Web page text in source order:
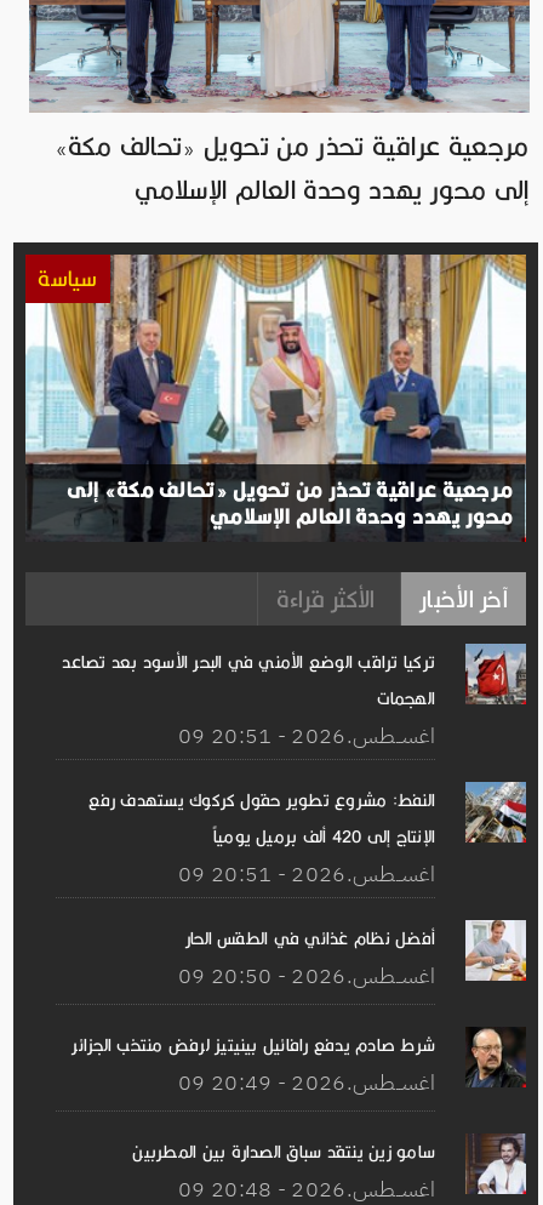
مرجعية عراقية تحذر من تحويل «تحالف مكة»
إلى محور يهدد وحدة العالم الإسلامي
سياسة
مرجعية عراقية تحذر من تحويل «تحالف مكة» إلى
محور يهدد وحدة العالم الإسلامي
آخر الأخبار الأكثر قراءة
تركيا تراقب الوضع الأمني ​​في البحر الأسود بعد تصاعد
الهجمات
09 اغســطس.2026 - 20:51
النفط: مشروع تطوير حقول كركوك يستهدف رفع
الإنتاج إلى 420 ألف برميل يومياً
09 اغســطس.2026 - 20:51
أفضل نظام غذائي في الطقس الحار
09 اغســطس.2026 - 20:50
شرط صادم يدفع رافائيل بينيتيز لرفض منتخب الجزائر
09 اغســطس.2026 - 20:49
سامو زين ينتقد سباق الصدارة بين المطربين
09 اغســطس.2026 - 20:48